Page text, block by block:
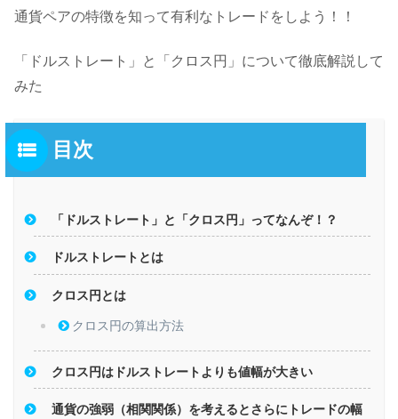
通貨ペアの特徴を知って有利なトレードをしよう！！
「ドルストレート」と「クロス円」について徹底解説して
みた
目次
「ドルストレート」と「クロス円」ってなんぞ！？
ドルストレートとは
クロス円とは
クロス円の算出方法
クロス円はドルストレートよりも値幅が大きい
通貨の強弱（相関関係）を考えるとさらにトレードの幅